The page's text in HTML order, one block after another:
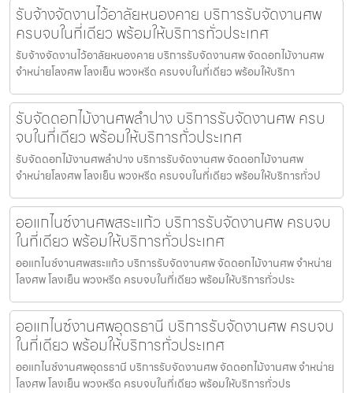
รับจ้างจัดงานไว้อาลัยหนองคาย บริการรับจัดงานศพ
ครบจบในที่เดียว พร้อมให้บริการทั่วประเทศ
รับจ้างจัดงานไว้อาลัยหนองคาย บริการรับจัดงานศพ จัดดอกไม้งานศพ
จำหน่ายโลงศพ โลงเย็น พวงหรีด ครบจบในที่เดียว พร้อมให้บริกา
รับจัดดอกไม้งานศพลำปาง บริการรับจัดงานศพ ครบ
จบในที่เดียว พร้อมให้บริการทั่วประเทศ
รับจัดดอกไม้งานศพลำปาง บริการรับจัดงานศพ จัดดอกไม้งานศพ
จำหน่ายโลงศพ โลงเย็น พวงหรีด ครบจบในที่เดียว พร้อมให้บริการทั่วป
ออแกไนซ์งานศพสระแก้ว บริการรับจัดงานศพ ครบจบ
ในที่เดียว พร้อมให้บริการทั่วประเทศ
ออแกไนซ์งานศพสระแก้ว บริการรับจัดงานศพ จัดดอกไม้งานศพ จำหน่าย
โลงศพ โลงเย็น พวงหรีด ครบจบในที่เดียว พร้อมให้บริการทั่วประ
ออแกไนซ์งานศพอุดรธานี บริการรับจัดงานศพ ครบจบ
ในที่เดียว พร้อมให้บริการทั่วประเทศ
ออแกไนซ์งานศพอุดรธานี บริการรับจัดงานศพ จัดดอกไม้งานศพ จำหน่าย
โลงศพ โลงเย็น พวงหรีด ครบจบในที่เดียว พร้อมให้บริการทั่วปร